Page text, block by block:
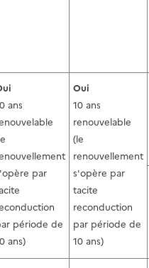
ans
par
période de
ans)
Oui
10 ans
renouvelable
(le
renouvellement
s'opère par
tacite
reconduction
par période de
10 ans)